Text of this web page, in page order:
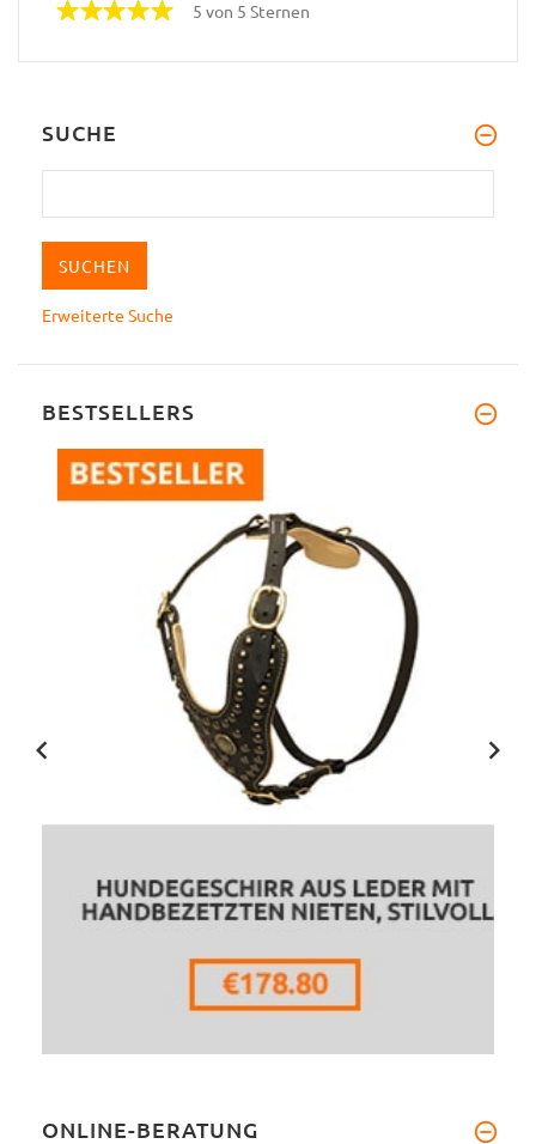
5 von 5 Sternen
SUCHE
Erweiterte Suche
BESTSELLERS
ONLINE-BERATUNG